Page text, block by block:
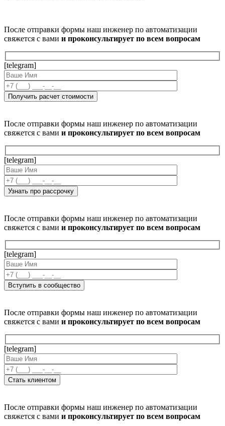
После отправки формы наш инженер по автоматизации
свяжется с вами и проконсультирует по всем вопросам
[telegram]
После отправки формы наш инженер по автоматизации
свяжется с вами и проконсультирует по всем вопросам
[telegram]
После отправки формы наш инженер по автоматизации
свяжется с вами и проконсультирует по всем вопросам
[telegram]
После отправки формы наш инженер по автоматизации
свяжется с вами и проконсультирует по всем вопросам
[telegram]
После отправки формы наш инженер по автоматизации
свяжется с вами и проконсультирует по всем вопросам